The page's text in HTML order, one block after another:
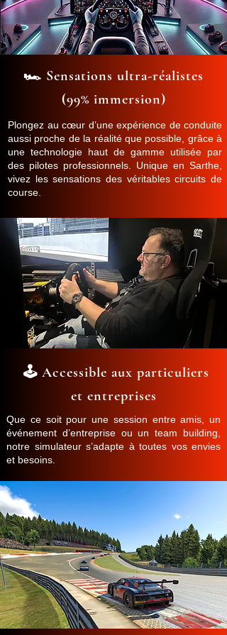
🏎️ Sensations ultra-réalistes
(99% immersion)
Plongez au cœur d’une expérience de conduite
aussi proche de la réalité que possible, grâce à
une technologie haut de gamme utilisée par
des pilotes professionnels. Unique en Sarthe,
vivez les sensations des véritables circuits de
course.
🕹️ Accessible aux particuliers
et entreprises
Que ce soit pour une session entre amis, un
événement d’entreprise ou un team building,
notre simulateur s’adapte à toutes vos envies
et besoins.